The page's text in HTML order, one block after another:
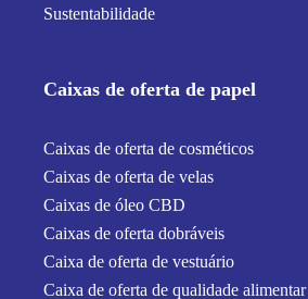
Sustentabilidade
Caixas de oferta de papel
Caixas de oferta de cosméticos
Caixas de oferta de velas
Caixas de óleo CBD
Caixas de oferta dobráveis
Caixa de oferta de vestuário
Caixa de oferta de qualidade alimentar